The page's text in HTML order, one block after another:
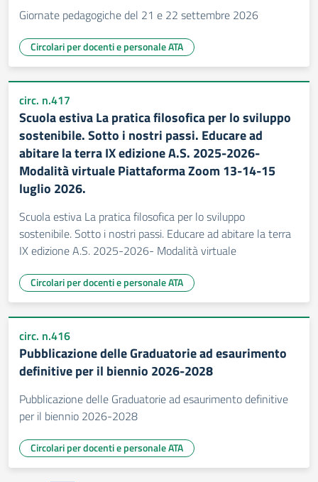
Giornate pedagogiche del 21 e 22 settembre 2026
Circolari per docenti e personale ATA
circ. n.417
Scuola estiva La pratica filosofica per lo sviluppo
sostenibile. Sotto i nostri passi. Educare ad
abitare la terra IX edizione A.S. 2025-2026-
Modalità virtuale Piattaforma Zoom 13-14-15
luglio 2026.
Scuola estiva La pratica filosofica per lo sviluppo
sostenibile. Sotto i nostri passi. Educare ad abitare la terra
IX edizione A.S. 2025-2026- Modalità virtuale
Circolari per docenti e personale ATA
circ. n.416
Pubblicazione delle Graduatorie ad esaurimento
definitive per il biennio 2026-2028
Pubblicazione delle Graduatorie ad esaurimento definitive
per il biennio 2026-2028
Circolari per docenti e personale ATA